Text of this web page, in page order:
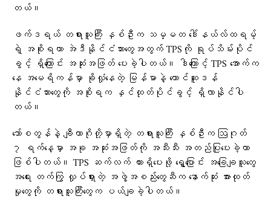
တယ်။
ဖက်ဒရယ် တရားသူကြီး နှစ်ဦးက သမ္မတ ဒေါ်နယ်လ်ထရမ့်
ရဲ့ အစိုးရဟာ အဲဒီနိုင်ငံသားတွေအတွက် TPSကို ရုပ်သိမ်းပိုင်
ခွင့် ရှိကြောင်း အဆုံးအဖြတ် ပေးခဲ့ပါတယ်။ ဒါကြောင့် TPS အောက်က
နေ အမေရိကန်မှာ ခိုလှုံနေတဲ့ မြန်မာနဲ့ တောင်ဆူဒန်
နိုင်ငံသားတွေကို အစိုးရက နှင်ထုတ်ပိုင်ခွင့် ရှိလာနိုင်ပါ
တယ်။
ဘော်စတွန်နဲ့ ချီကာဂိုတို့မှာရှိတဲ့ တရားသူကြီး နှစ်ဦးက ဩဂုတ်
၇ ရက်နေ့မှာ အခု အဆုံးအဖြတ်ကို အသီးသီး အတည်ပြုပေးခဲ့တာ
ဖြစ်ပါတယ်။ TPS ဆက်လက် ထားရှိပေးဖို့ ရွှေ့ပြောင်း အခြေချသူတွေ
အရေး တက်ကြွ လှုပ်ရှားတဲ့ အဖွဲ့အစည်းတွေဆီက နောက်ဆုံး အားထုတ်
မှုတွေကို တရားသူကြီးတွေက ပယ်ချခဲ့ပါတယ်။